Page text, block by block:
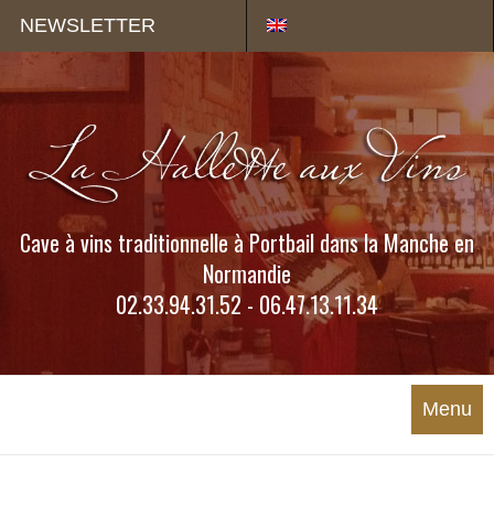
NEWSLETTER
Cave à vins traditionnelle à Portbail dans la Manche en
Normandie
02.33.94.31.52 - 06.47.13.11.34
Menu
Panneau de gestion des cookies